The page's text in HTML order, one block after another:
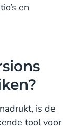
en
is de
tool voor